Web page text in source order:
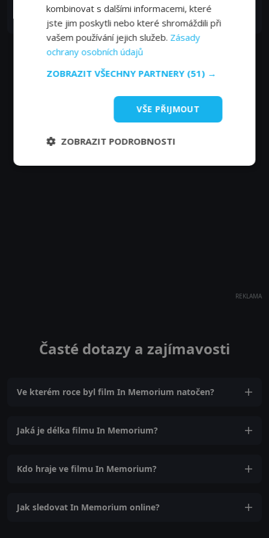
Doris Weldon
REKLAMA
Časté dotazy a zajímavosti
Ve kterém roce byl film In Memorium natočen?
Jaká je délka filmu In Memorium?
Kdo hraje ve filmu In Memorium?
Jak sledovat In Memorium online?
kombinovat s dalšími informacemi, které
jste jim poskytli nebo které shromáždili při
vašem používání jejich služeb. Zásady
ochrany osobních údajů
ZOBRAZIT VŠECHNY PARTNERY (51) →
VŠE PŘIJMOUT
ZOBRAZIT PODROBNOSTI